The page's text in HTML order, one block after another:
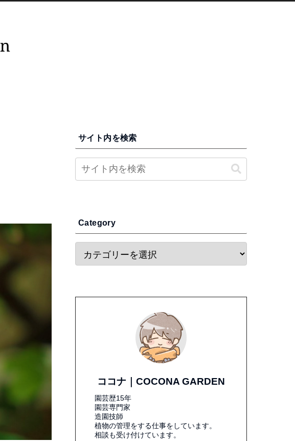
サイト内を検索
Category
ココナ｜COCONA GARDEN
園芸歴15年
園芸専門家
造園技師
植物の管理をする仕事をしています。
相談も受け付けています。